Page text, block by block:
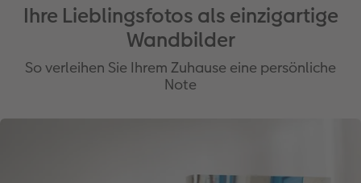
Ihre Lieblingsfotos als einzigartige
Wandbilder
So verleihen Sie Ihrem Zuhause eine persönliche
Note